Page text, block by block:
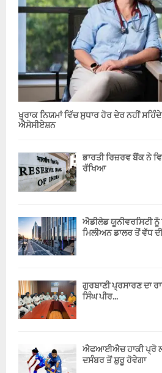
ਖੁਰਾਕ ਨਿਯਮਾਂ ਵਿੱਚ ਸੁਧਾਰ ਹੋਰ ਦੇਰ ਨਹੀਂ
ਐਸੋਸੀਏਸ਼ਨ
ਭਾਰਤੀ ਰਿਜ਼ਰਵ ਬੈਂਕ ਨੇ
ਰੱਖਿਆ
ਐਡੀਲੇਡ ਯੂਨੀਵਰਸਿਟੀ
ਮਿਲੀਅਨ ਡਾਲਰ ਤੋਂ ਵੱਧ
ਗੁਰਬਾਣੀ ਪ੍ਰਸਾਰਣ ਦਾ
ਸਿੰਘ ਪੀਰ...
ਐਫਆਈਐਚ ਹਾਕੀ ਪ੍ਰੋ
ਦਸੰਬਰ ਤੋਂ ਸ਼ੁਰੂ ਹੋਵੇਗਾ